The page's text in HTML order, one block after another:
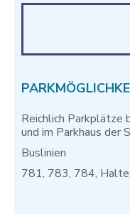
Reichlich Parkplätze
und im Parkhaus der
Buslinien
781, 783, 784,